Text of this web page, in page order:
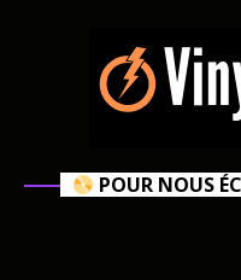
POUR NOUS